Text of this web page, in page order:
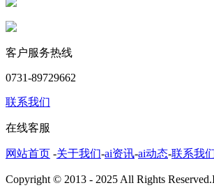
客户服务热线
0731-89729662
联系我们
在线客服
网站首页 -关于我们-ai资讯-ai动态-联系我
Copyright © 2013 - 2025 All Rights